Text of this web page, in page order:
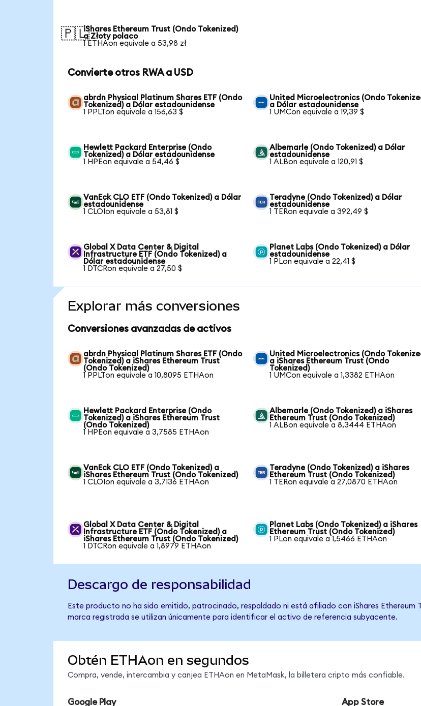
🇵🇱iShares Ethereum Trust (Ondo Tokenized)
a Złoty polaco
1 ETHAon equivale a 53,98 zł
Convierte otros RWA a USD
abrdn Physical Platinum Shares ETF (Ondo
Tokenized) a Dólar estadounidense
1 PPLTon equivale a 156,63 $
United Microelectronics (Ondo
a Dólar estadounidense
1 UMCon equivale a 19,39 $
Hewlett Packard Enterprise (Ondo
Tokenized) a Dólar estadounidense
1 HPEon equivale a 54,46 $
Albemarle (Ondo Tokenized) a Dólar
estadounidense
1 ALBon equivale a 120,91 $
VanEck CLO ETF (Ondo Tokenized) a Dólar
estadounidense
1 CLOIon equivale a 53,81 $
Teradyne (Ondo Tokenized) a Dólar
estadounidense
1 TERon equivale a 392,49 $
Global X Data Center & Digital
Infrastructure ETF (Ondo Tokenized) a
Dólar estadounidense
1 DTCRon equivale a 27,50 $
Planet Labs (Ondo Tokenized) a Dólar
estadounidense
1 PLon equivale a 22,41 $
Explorar más conversiones
Conversiones avanzadas de activos
abrdn Physical Platinum Shares ETF (Ondo
Tokenized) a iShares Ethereum Trust
(Ondo Tokenized)
1 PPLTon equivale a 10,8095 ETHAon
United Microelectronics (Ondo
a iShares Ethereum Trust (Ondo
Tokenized)
1 UMCon equivale a 1,3382 ETHAon
Hewlett Packard Enterprise (Ondo
Tokenized) a iShares Ethereum Trust
(Ondo Tokenized)
1 HPEon equivale a 3,7585 ETHAon
Albemarle (Ondo Tokenized) a iShares
Ethereum Trust (Ondo Tokenized)
1 ALBon equivale a 8,3444 ETHAon
VanEck CLO ETF (Ondo Tokenized) a
iShares Ethereum Trust (Ondo Tokenized)
1 CLOIon equivale a 3,7136 ETHAon
Teradyne (Ondo Tokenized) a iShares
Ethereum Trust (Ondo Tokenized)
1 TERon equivale a 27,0870 ETHAon
Global X Data Center & Digital
Infrastructure ETF (Ondo Tokenized) a
iShares Ethereum Trust (Ondo Tokenized)
1 DTCRon equivale a 1,8979 ETHAon
Planet Labs (Ondo Tokenized) a iShares
Ethereum Trust (Ondo Tokenized)
1 PLon equivale a 1,5466 ETHAon
Descargo de responsabilidad
Este producto no ha sido emitido, patrocinado, respaldado ni está afiliado con iShares Ethereum
marca registrada se utilizan únicamente para identificar el activo de referencia subyacente.
Obtén ETHAon en segundos
Compra, vende, intercambia y canjea ETHAon en MetaMask, la billetera cripto más confiable.
Google Play App Store